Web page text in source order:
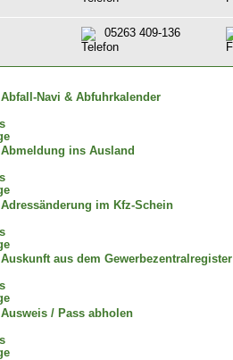
05263 409-136
Abfall-Navi & Abfuhrkalender
Abmeldung ins Ausland
Adressänderung im Kfz-Schein
Auskunft aus dem Gewerbezentralregister
Ausweis / Pass abholen